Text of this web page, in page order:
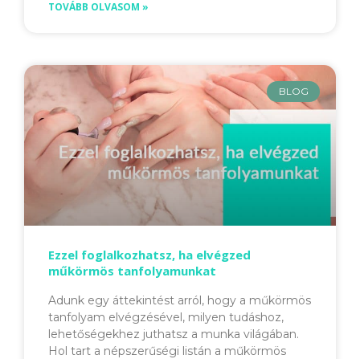
TOVÁBB OLVASOM »
BLOG
Ezzel foglalkozhatsz, ha elvégzed
műkörmös tanfolyamunkat
Adunk egy áttekintést arról, hogy a műkörmös
tanfolyam elvégzésével, milyen tudáshoz,
lehetőségekhez juthatsz a munka világában.
Hol tart a népszerűségi listán a műkörmös